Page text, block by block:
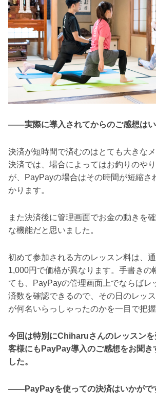
――実際に導入されてからのご感想はい
決済が短時間で済むのはとても大きな
決済では、場合によってはお釣りのや
が、PayPayの場合はその時間が短縮さ
かります。
また決済後に管理画面でお金の動きを
な機能だと思いました。
初めて参加される方のレッスン料は、
1,000円で価格が異なります。手書きの
ても、PayPayの管理画面上でならばレ
済数を確認できるので、その日のレッ
が何名いらっしゃったのかを一目で把握
今回は特別にChiharuさんのレッスン
客様にもPayPay導入のご感想をお聞き
した。
――PayPayを使っての決済はいかがで